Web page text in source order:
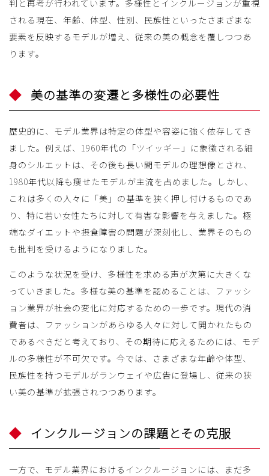
判と再考が行われています。多様性とインクルージョンが重視
される現在、年齢、体型、性別、民族性といったさまざまな
要素を反映するモデルが増え、従来の美の概念を覆しつつあ
ります。
美の基準の変遷と多様性の必要性
歴史的に、モデル業界は特定の体型や容姿に強く依存してき
ました。例えば、1960年代の「ツイッギー」に象徴される細
身のシルエットは、その後も長い間モデルの理想像とされ、
1980年代以降も痩せたモデルが主流を占めました。しかし、
これは多くの人々に「美」の基準を狭く押し付けるものであ
り、特に若い女性たちに対して有害な影響を与えました。極
端なダイエットや摂食障害の問題が深刻化し、業界そのもの
も批判を受けるようになりました。
このような状況を受け、多様性を求める声が次第に大きくな
っていきました。多様な美の基準を認めることは、ファッシ
ョン業界が社会の変化に対応するための一歩です。現代の消
費者は、ファッションがあらゆる人々に対して開かれたもの
であるべきだと考えており、その期待に応えるためには、モデ
ルの多様性が不可欠です。今では、さまざまな年齢や体型、
民族性を持つモデルがランウェイや広告に登場し、従来の狭
い美の基準が拡張されつつあります。
インクルージョンの課題とその克服
一方で、モデル業界におけるインクルージョンには、まだ多